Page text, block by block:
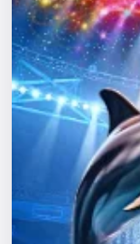
Города
Площадки
Артисты
Рейтинги